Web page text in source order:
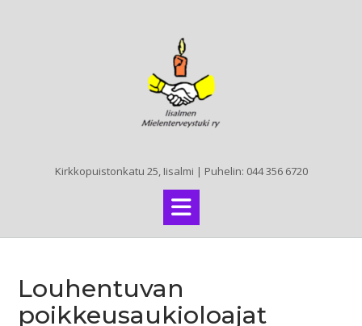
Kirkkopuistonkatu 25, Iisalmi | Puhelin: 044 356 6720
Louhentuvan
poikkeusaukioloajat